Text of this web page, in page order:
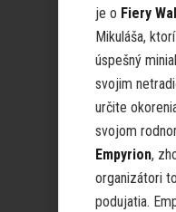
je o Fiery
Mikuláša,
úspešný
svojim
určite
svojom
Empyrion,
organizátori
podujatia.